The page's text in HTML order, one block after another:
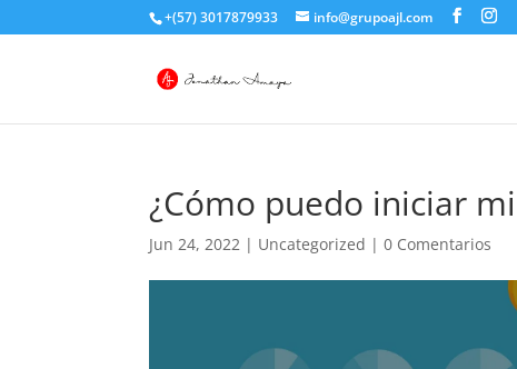
+(57) 3017879933 info@grupoajl.com
¿Cómo puedo iniciar
Jun 24, 2022 | Uncategorized |0 Comentarios